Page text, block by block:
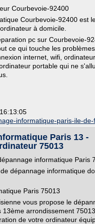
Courbevoie-92400
Courbevoie-92400 est
à domicile.
pc sur Courbevoie-
ce qui touche les problèmes
internet, wifi,
portable qui ne
informatique-paris-ile-de-
Paris 13 -
75013
informatique Paris
dépannage informatique
Paris 75013
vous propose le
13ème arrondissement
de votre ordinateur